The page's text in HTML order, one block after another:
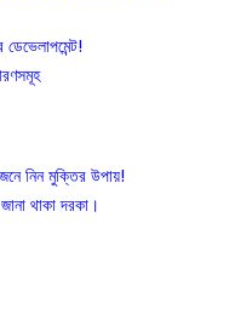
ডেভেলাপমেন্ট!
নিন মুক্তির উপায়!
থাকা দরকা।